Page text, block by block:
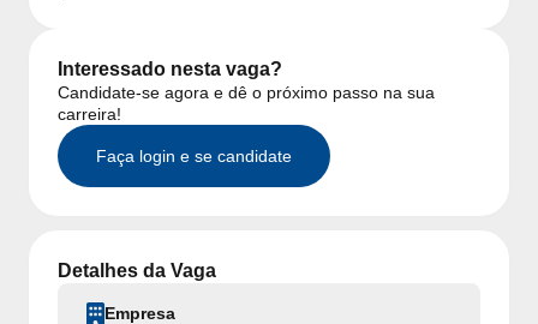
Interessado nesta vaga?
Candidate-se agora e dê o próximo passo na sua
carreira!
Faça login e se candidate
Detalhes da Vaga
Empresa